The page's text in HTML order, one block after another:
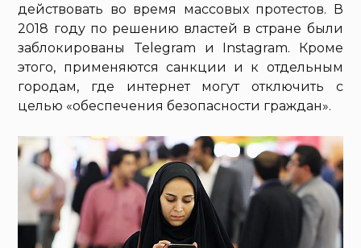
действовать во время массовых протестов. В
2018 году по решению властей в стране были
заблокированы Telegram и Instagram. Кроме
этого, применяются санкции и к отдельным
городам, где интернет могут отключить с
целью «обеспечения безопасности граждан».